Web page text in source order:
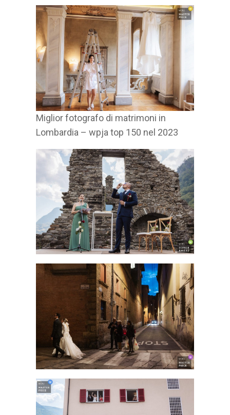
Miglior fotografo di matrimoni in
Lombardia – wpja top 150 nel 2023